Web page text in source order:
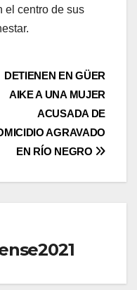
el centro de sus
DETIENEN EN GÜER
AIKE A UNA MUJER
ACUSADA DE
AGRAVADO
EN RÍO NEGRO